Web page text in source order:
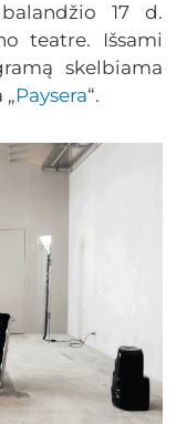
17 d.
teatre. Išsami
skelbiama
Paysera“.